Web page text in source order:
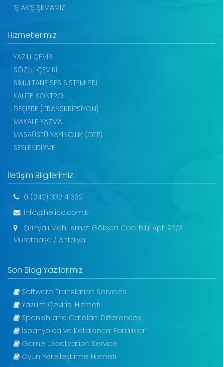
İŞ AKIŞ ŞEMAMIZ
Hizmetlerimiz
YAZILI ÇEVİRİ
SÖZLÜ ÇEVİRİ
SİMULTANE SES SİSTEMLERİ
KALİTE KONTROL
DEŞİFRE (TRANSKRİPSİYON)
MAKALE YAZMA
MASAÜSTÜ YAYINCILIK (DTP)
SESLENDİRME
İletişim Bilgilerimiz
0 (242) 332 4 332
info@helico.com.tr
Şirinyalı Mah. İsmet Gökşen Cad. Bilir Apt. 92/3
Muratpaşa / Antalya
Son Blog Yazılarımız
Software Translation Services
Yazılım Çevirisi Hizmeti
Spanish and Catalan: Differences
İspanyolca ve Katalanca: Farklılıklar
Game Localization Service
Oyun Yerelleştirme Hizmeti